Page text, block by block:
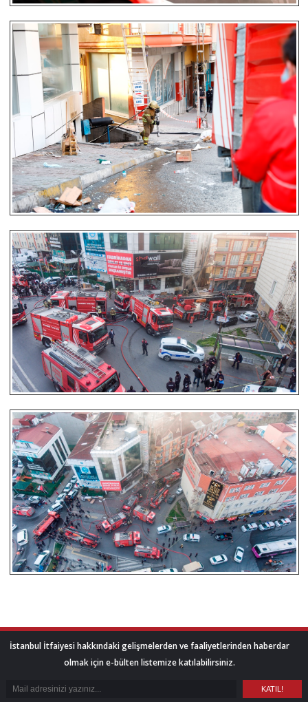
İstanbul İtfaiyesi hakkındaki gelişmelerden ve faaliyetlerinden haberdar
olmak için e-bülten listemize katılabilirsiniz.